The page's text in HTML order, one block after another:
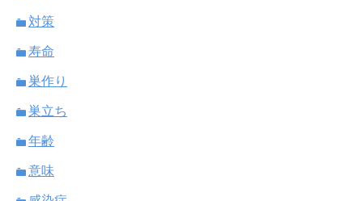
対策
寿命
巣作り
巣立ち
年齢
意味